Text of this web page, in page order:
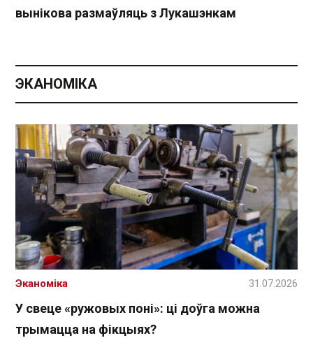
вынікова размаўляць з Лукашэнкам
ЭКАНОМІКА
У свеце «ружовых поні»: ці доўга можна
трымацца на фікцыях?
Эканоміка 31.07.2026